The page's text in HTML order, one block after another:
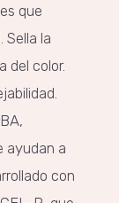
que
Sella la
del color.
ayudan a
con